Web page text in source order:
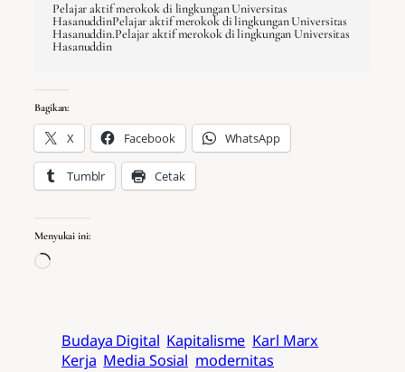
Pelajar aktif merokok di lingkungan Universitas
HasanuddinPelajar aktif merokok di lingkungan Universitas
Hasanuddin.Pelajar aktif merokok di lingkungan Universitas
Hasanuddin
Bagikan:
X Facebook WhatsApp
Tumblr Cetak
Menyukai ini:
Memuat…
Budaya Digital Kapitalisme Karl Marx
Kerja Media Sosial modernitas